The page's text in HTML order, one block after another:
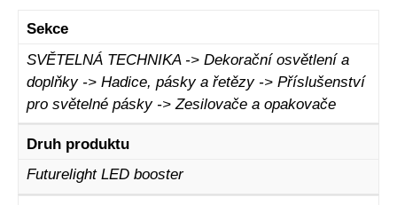
Sekce
SVĚTELNÁ TECHNIKA -> Dekorační osvětlení a
doplňky -> Hadice, pásky a řetězy -> Příslušenství
pro světelné pásky -> Zesilovače a opakovače
Druh produktu
Futurelight LED booster